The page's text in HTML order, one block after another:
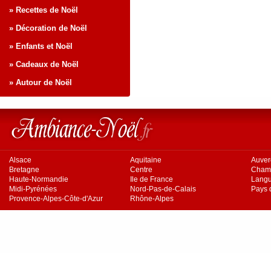
» Recettes de Noël
» Décoration de Noël
» Enfants et Noël
» Cadeaux de Noël
» Autour de Noël
Alsace Aquitaine
Bretagne
Centre
Haute-Normandie
Ile de France
Midi-Pyrénées
Nord-Pas-de-Calais
Pays
Provence-Alpes-Côte-d'Azur
Rhône-Alpes